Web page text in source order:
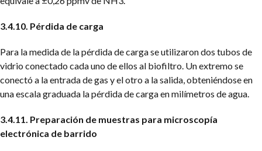
3.4.10. Pérdida de carga
Para la medida de la pérdida de carga se utilizaron dos tubos de
vidrio conectado cada uno de ellos al biofiltro. Un extremo se
conectó a la entrada de gas y el otro a la salida, obteniéndose en
una escala graduada la pérdida de carga en milímetros de agua.
3.4.11. Preparación de muestras para microscopía
electrónica de barrido